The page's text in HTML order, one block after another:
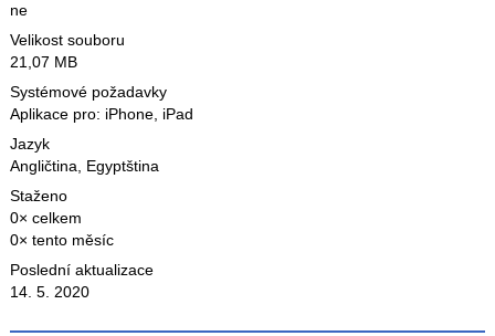
ne
Velikost souboru
21,07 MB
Systémové požadavky
Aplikace pro: iPhone, iPad
Jazyk
Angličtina, Egyptština
Staženo
0× celkem
0× tento měsíc
Poslední aktualizace
14. 5. 2020